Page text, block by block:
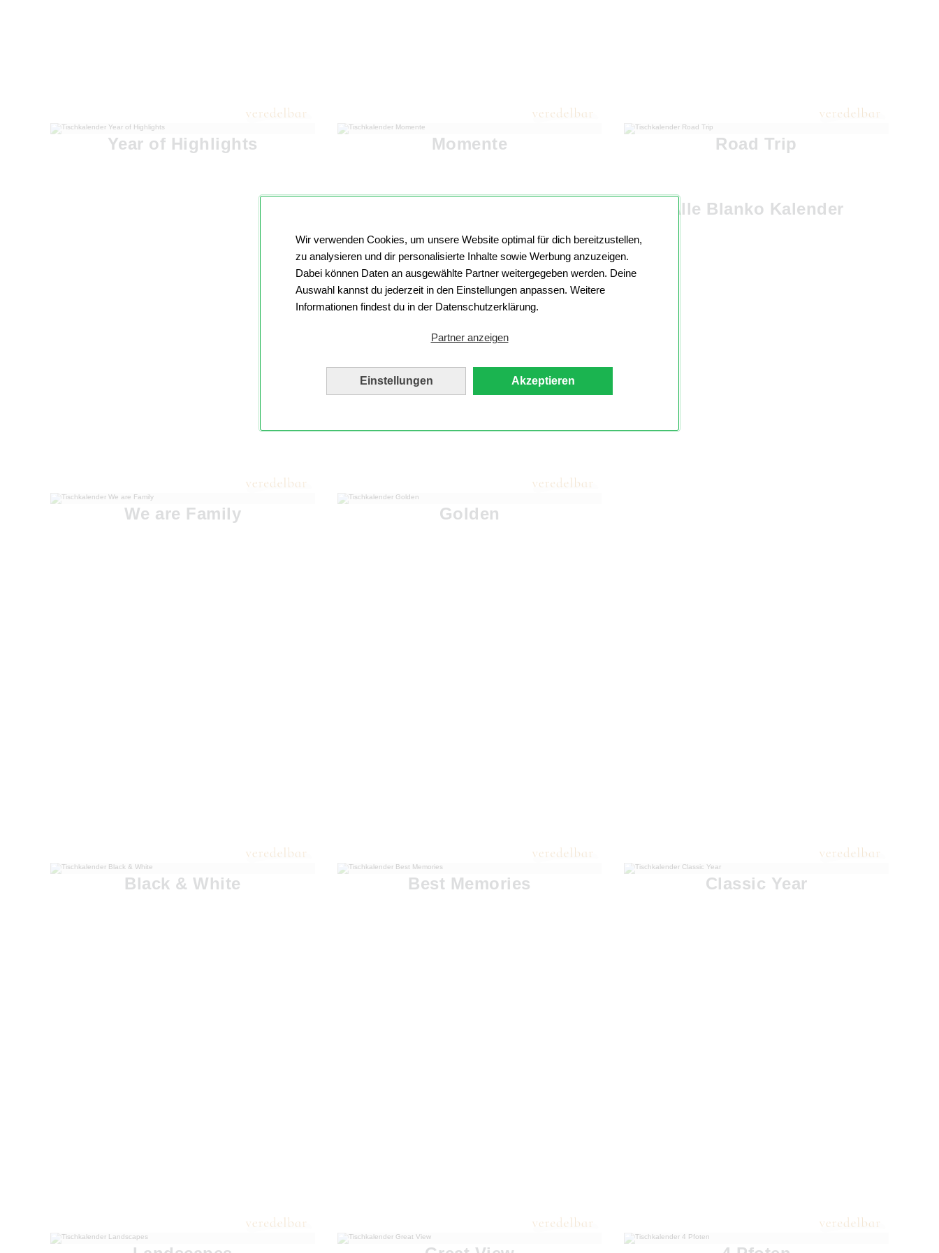
Wir verwenden Cookies, um unsere Website optimal für dich bereitzustellen,
zu analysieren und dir personalisierte Inhalte sowie Werbung anzuzeigen.
Dabei können Daten an ausgewählte Partner weitergegeben werden. Deine
Auswahl kannst du jederzeit in den Einstellungen anpassen. Weitere
Informationen findest du in der Datenschutzerklärung.
Partner anzeigen
Einstellungen Akzeptieren
Year of Highlights Momente Road Trip
We are Family Golden
Black & White Best Memories Classic Year
Alle Blanko Kalender